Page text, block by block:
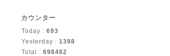
カウンター
Today : 693
Yesterday : 1398
Total : 698462